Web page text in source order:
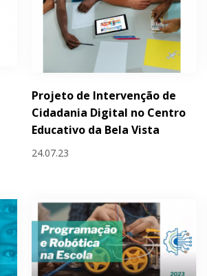
Projeto de Intervenção de
Cidadania Digital no Centro
Educativo da Bela Vista
24.07.23